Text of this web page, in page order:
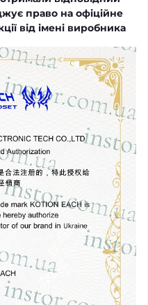
право на офіційне
від імені виробника